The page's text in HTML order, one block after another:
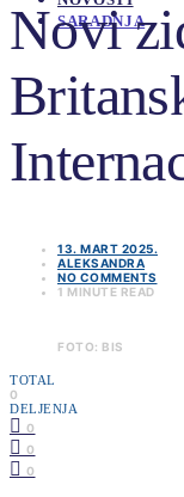
SARADNJA
Novi
13. MART 2025.
ALEKSANDRA
NO COMMENTS
1 MINUTE READ
FOTO: BIS
TOTAL
0
DELJENJA
0
0
0